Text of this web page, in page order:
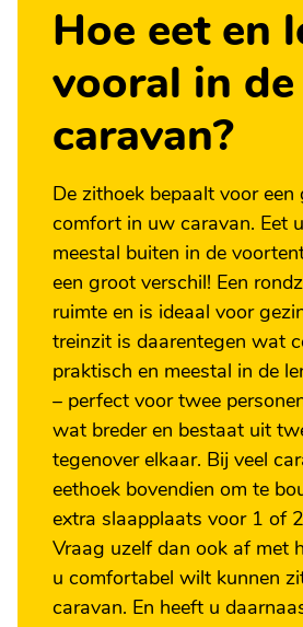
Hoe eet en
vooral in de
caravan?
De zithoek bepaalt voor een
comfort in uw caravan. Eet
meestal buiten in de
een groot verschil! Een
ruimte en is ideaal voor
treinzit is daarentegen wat
praktisch en meestal in de
– perfect voor twee
wat breder en bestaat uit
tegenover elkaar. Bij veel
eethoek bovendien om te
extra slaapplaats voor 1 of
Vraag uzelf dan ook af met
u comfortabel wilt kunnen
caravan. En heeft u